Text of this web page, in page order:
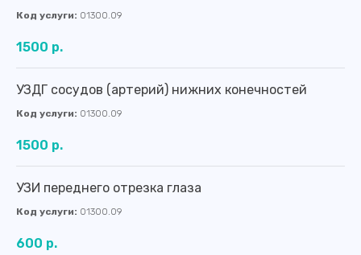
Код услуги: 01300.09
1500 р.
УЗДГ сосудов (артерий) нижних конечностей
Код услуги: 01300.09
1500 р.
УЗИ переднего отрезка глаза
Код услуги: 01300.09
600 р.